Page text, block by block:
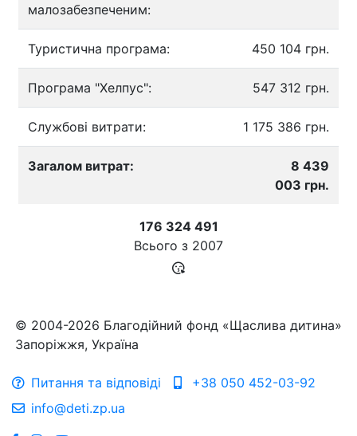
малозабезпеченим:
Туристична програма: 450 104 грн.
Програма "Хелпус": 547 312 грн.
Службові витрати: 1 175 386 грн.
Загалом витрат:
8 439
003 грн.
176 324 491
Всього з 2007
© 2004-2026 Благодійний фонд «Щаслива дитина»
Запоріжжя, Україна
Питання та відповіді
+38 050 452-03-92
info@deti.zp.ua